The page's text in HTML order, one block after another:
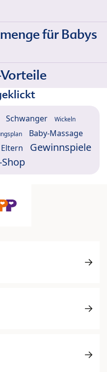
für Babys
Schwanger Wickeln
Baby-Massage
Gewinnspiele